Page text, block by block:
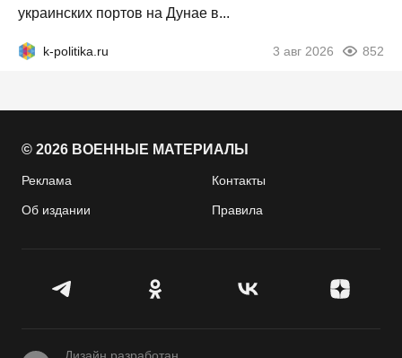
украинских портов на Дунае в...
k-politika.ru 3 авг 2026 852
© 2026 ВОЕННЫЕ МАТЕРИАЛЫ
Реклама Контакты
Об издании Правила